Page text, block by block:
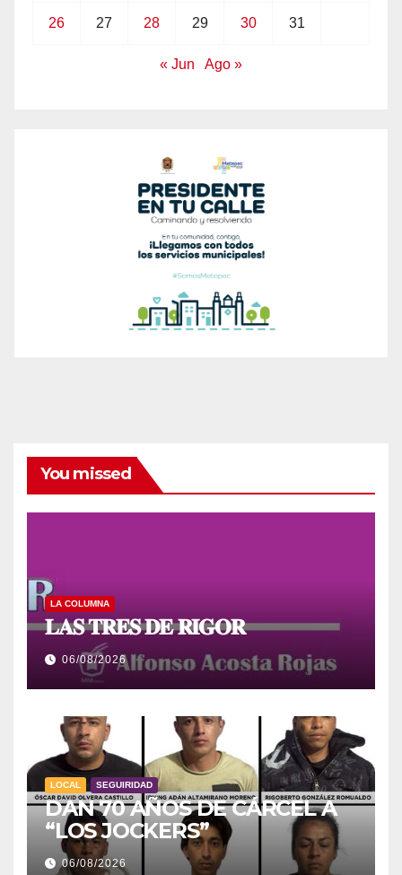
26 27 28 29 30 31
« Jun Ago »
You missed
LA COLUMNA
𝐋𝐀𝐒 𝐓𝐑𝐄𝐒 𝐃𝐄 𝐑𝐈𝐆𝐎𝐑
06/08/2026
LOCAL SEGUIRIDAD
DAN 70 AÑOS DE CÁRCEL A
“LOS JOCKERS”
06/08/2026